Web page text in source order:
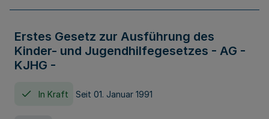
Erstes Gesetz zur Ausführung des
Kinder- und Jugendhilfegesetzes - AG -
KJHG -
In Kraft Seit 01. Januar 1991